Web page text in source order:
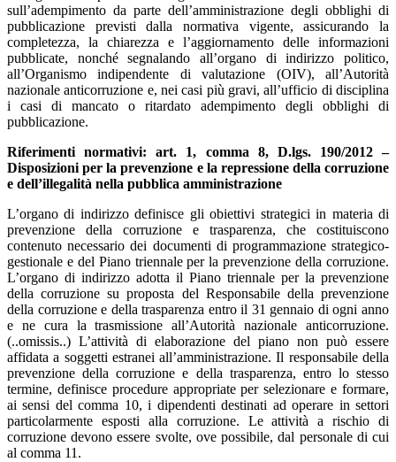
sull’adempimento da parte dell’amministrazione degli obblighi di
pubblicazione previsti dalla normativa vigente, assicurando la
completezza, la chiarezza e l’aggiornamento delle informazioni
pubblicate, nonché segnalando all’organo di indirizzo politico,
all’Organismo indipendente di valutazione (OIV), all’Autorità
nazionale anticorruzione e, nei casi più gravi, all’ufficio di disciplina
i casi di mancato o ritardato adempimento degli obblighi di
pubblicazione.
Riferimenti normativi: art. 1, comma 8, D.lgs. 190/2012 –
Disposizioni per la prevenzione e la repressione della corruzione
e dell’illegalità nella pubblica amministrazione
L’organo di indirizzo definisce gli obiettivi strategici in materia di
prevenzione della corruzione e trasparenza, che costituiscono
contenuto necessario dei documenti di programmazione strategico-
gestionale e del Piano triennale per la prevenzione della corruzione.
L’organo di indirizzo adotta il Piano triennale per la prevenzione
della corruzione su proposta del Responsabile della prevenzione
della corruzione e della trasparenza entro il 31 gennaio di ogni anno
e ne cura la trasmissione all’Autorità nazionale anticorruzione.
(..omissis..) L’attività di elaborazione del piano non può essere
affidata a soggetti estranei all’amministrazione. Il responsabile della
prevenzione della corruzione e della trasparenza, entro lo stesso
termine, definisce procedure appropriate per selezionare e formare,
ai sensi del comma 10, i dipendenti destinati ad operare in settori
particolarmente esposti alla corruzione. Le attività a rischio di
corruzione devono essere svolte, ove possibile, dal personale di cui
al comma 11.